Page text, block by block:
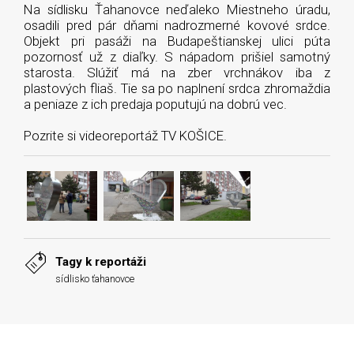
Na sídlisku Ťahanovce neďaleko Miestneho úradu,
osadili pred pár dňami nadrozmerné kovové srdce.
Objekt pri pasáži na Budapeštianskej ulici púta
pozornosť už z diaľky. S nápadom prišiel samotný
starosta. Slúžiť má na zber vrchnákov iba z
plastových fliaš. Tie sa po naplnení srdca zhromaždia
a peniaze z ich predaja poputujú na dobrú vec.
Pozrite si videoreportáž TV KOŠICE.
Tagy k reportáži
sídlisko ťahanovce